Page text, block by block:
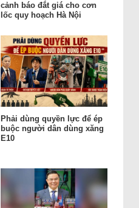
cảnh báo đắt giá cho cơn
lốc quy hoạch Hà Nội
Phải dùng quyền lực để ép
buộc người dân dùng xăng
E10